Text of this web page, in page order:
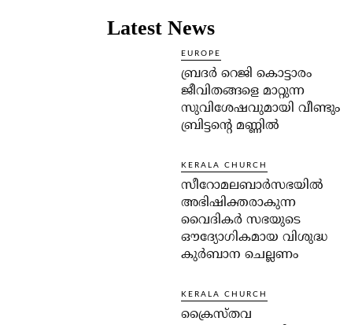
Latest News
EUROPE
ബ്രദർ റെജി കൊട്ടാരം
ജീവിതങ്ങളെ മാറ്റുന്ന
സുവിശേഷവുമായി വീണ്ടും
ബ്രിട്ടന്റെ മണ്ണിൽ
KERALA CHURCH
സീറോമലബാർസഭയിൽ
അഭിഷിക്തരാകുന്ന
വൈദികർ സഭയുടെ
ഔദ്യോഗികമായ വിശുദ്ധ
കുർബാന ചെല്ലണം
KERALA CHURCH
ക്രൈസ്തവ